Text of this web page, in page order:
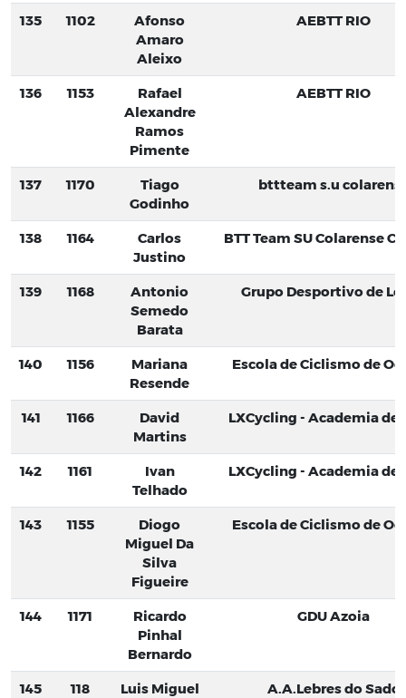
135 1102
Afonso
Amaro
Aleixo
AEBTT RIO
136 1153
Rafael
Alexandre
Ramos
Pimente
AEBTT RIO
137 1170
Tiago
Godinho
bttteam s.u
138 1164
Carlos
Justino
BTT Team SU Colarense
139 1168
Antonio
Semedo
Barata
Grupo Desportivo de
140 1156
Mariana
Resende
Escola de Ciclismo de
141 1166
David
Martins
LXCycling - Academia de
142 1161
Ivan
Telhado
LXCycling - Academia de
143 1155
Diogo
Miguel Da
Silva
Figueire
Escola de Ciclismo de
144 1171
Ricardo
Pinhal
Bernardo
GDU Azoia
145 118
Luis Miguel
A.A.Lebres do Sado